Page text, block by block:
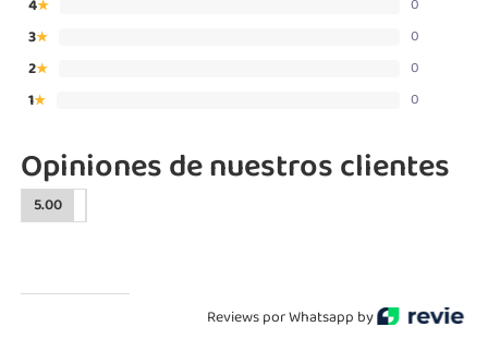
4★ 0
3★ 0
2★ 0
1★ 0
Opiniones de nuestros clientes
5.00
Reviews por Whatsapp by